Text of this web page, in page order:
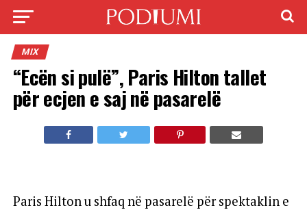
MIX
“Ecën si pulë”, Paris Hilton tallet
për ecjen e saj në pasarelë
Paris Hilton u shfaq në pasarelë për spektaklin e